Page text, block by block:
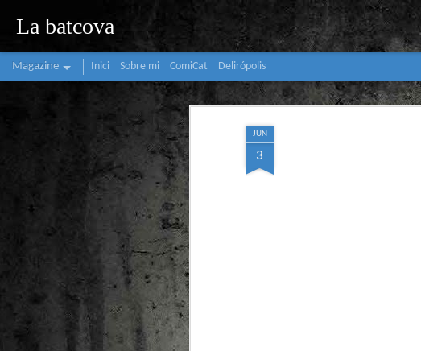
JUN
3
La batcova
Magazine Inici Sobre mi ComiCat Delirópolis